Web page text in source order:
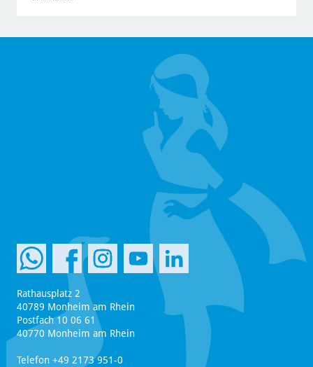
Rathausplatz 2
40789 Monheim am Rhein
Postfach 10 06 61
40770 Monheim am Rhein
Telefon +49 2173 951-0